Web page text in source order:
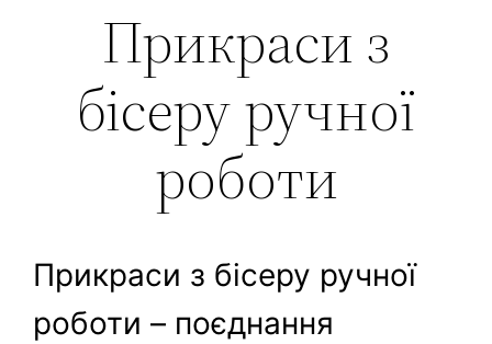
Прикраси з
бісеру ручної
роботи
Прикраси з бісеру ручної
роботи – поєднання